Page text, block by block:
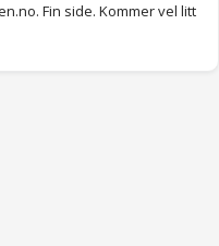
Fin side. Kommer vel litt